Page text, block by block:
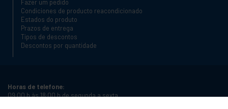
Fazer um pedido
Condiciones de producto reacondicionado
Estados do produto
Prazos de entrega
Tipos de descontos
Descontos por quantidade
Horas de telefone:
09:00 h às 18:00 h de segunda a sexta